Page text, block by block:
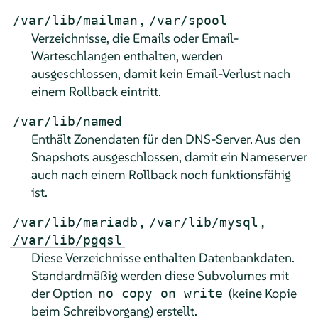
/var/lib/mailman , /var/spool
Verzeichnisse, die Emails oder Email-
Warteschlangen enthalten, werden
ausgeschlossen, damit kein Email-Verlust nach
einem Rollback eintritt.
/var/lib/named
Enthält Zonendaten für den DNS-Server. Aus den
Snapshots ausgeschlossen, damit ein Nameserver
auch nach einem Rollback noch funktionsfähig
ist.
/var/lib/mariadb , /var/lib/mysql ,
/var/lib/pgqsl
Diese Verzeichnisse enthalten Datenbankdaten.
Standardmäßig werden diese Subvolumes mit
der Option no copy on write (keine Kopie
beim Schreibvorgang) erstellt.